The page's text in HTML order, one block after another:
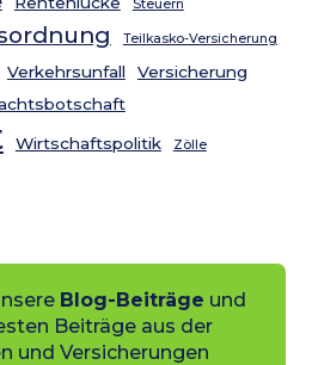
Steuern
Teilkasko-Versicherung
Verkehrsunfall Versicherung
Wirtschaftspolitik Zölle
Blog-Beiträge und
Beiträge aus der
und Versicherungen